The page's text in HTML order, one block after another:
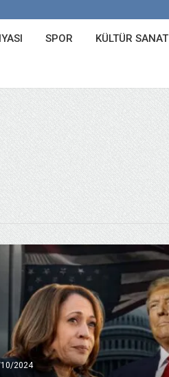
SPOR KÜLTÜR SANAT
2024